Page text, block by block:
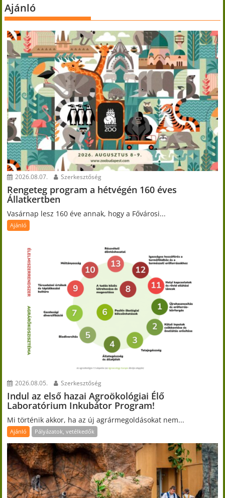
Ajánló
2026.08.07. Szerkesztőség
Rengeteg program a hétvégén 160 éves
Állatkertben
Vasárnap lesz 160 éve annak, hogy a Fővárosi...
Ajánló
2026.08.05. Szerkesztőség
Indul az első hazai Agroökológiai Élő
Laboratórium Inkubátor Program!
Mi történik akkor, ha az új agrármegoldásokat nem...
Ajánló Pályázatok, vetélkedők